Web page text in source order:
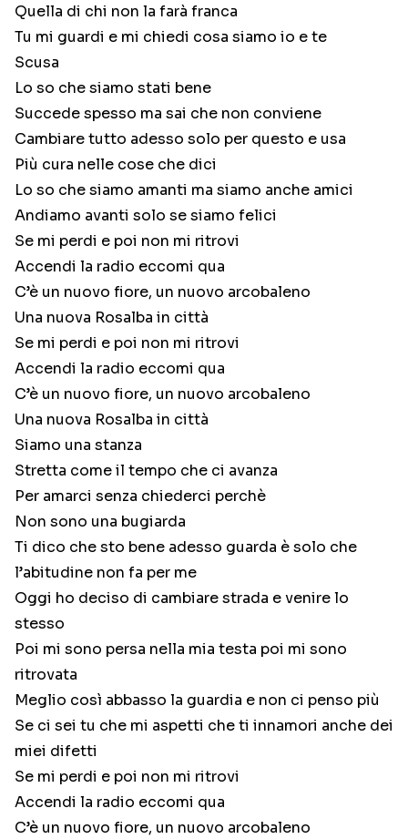
Quella di chi non la farà franca
Tu mi guardi e mi chiedi cosa siamo io e te
Scusa
Lo so che siamo stati bene
Succede spesso ma sai che non conviene
Cambiare tutto adesso solo per questo e usa
Più cura nelle cose che dici
Lo so che siamo amanti ma siamo anche amici
Andiamo avanti solo se siamo felici
Se mi perdi e poi non mi ritrovi
Accendi la radio eccomi qua
C’è un nuovo fiore, un nuovo arcobaleno
Una nuova Rosalba in città
Se mi perdi e poi non mi ritrovi
Accendi la radio eccomi qua
C’è un nuovo fiore, un nuovo arcobaleno
Una nuova Rosalba in città
Siamo una stanza
Stretta come il tempo che ci avanza
Per amarci senza chiederci perchè
Non sono una bugiarda
Ti dico che sto bene adesso guarda è solo che
l’abitudine non fa per me
Oggi ho deciso di cambiare strada e venire lo
stesso
Poi mi sono persa nella mia testa poi mi sono
ritrovata
Meglio così abbasso la guardia e non ci penso più
Se ci sei tu che mi aspetti che ti innamori anche dei
miei difetti
Se mi perdi e poi non mi ritrovi
Accendi la radio eccomi qua
C’è un nuovo fiore, un nuovo arcobaleno